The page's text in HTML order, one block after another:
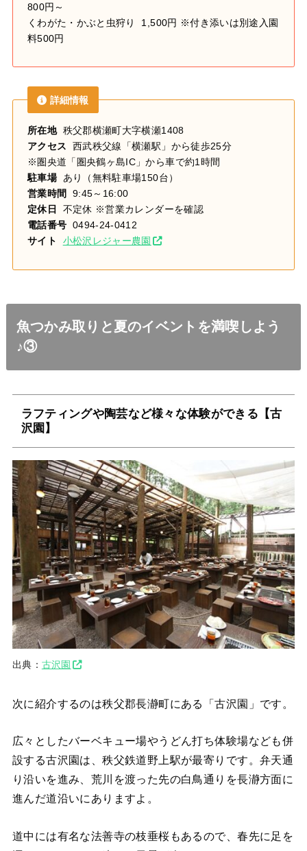
800円～
くわがた・かぶと虫狩り 1,500円 ※付き添いは別途入園
料500円
詳細情報
所在地 秩父郡横瀬町大字横瀬1408
アクセス 西武秩父線「横瀬駅」から徒歩25分
※圏央道「圏央鶴ヶ島IC」から車で約1時間
駐車場 あり（無料駐車場150台）
営業時間 9:45～16:00
定休日 不定休 ※営業カレンダーを確認
電話番号 0494-24-0412
サイト 小松沢レジャー農園
魚つかみ取りと夏のイベントを満喫しよう
♪③
ラフティングや陶芸など様々な体験ができる【古
沢園】
出典： 古沢園
次に紹介するのは秩父郡長瀞町にある「古沢園」です。
広々としたバーベキュー場やうどん打ち体験場なども併
設する古沢園は、秩父鉄道野上駅が最寄りです。弁天通
り沿いを進み、荒川を渡った先の白鳥通りを長瀞方面に
進んだ道沿いにありますよ。
道中には有名な法善寺の枝垂桜もあるので、春先に足を